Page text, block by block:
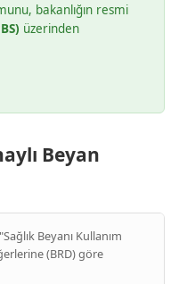
bakanlığın resmi
üzerinden
Beyan
Beyanı Kullanım
(BRD) göre